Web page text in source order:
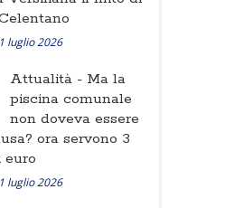
luglio 2026
Attualità - Ma la
piscina comunale
non doveva essere
ora servono 3
luglio 2026